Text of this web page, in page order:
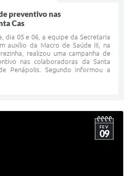
preventivo nas
Cas
dia 05 e 06, a equipe da Secretaria
auxílio da Macro de Saúde III, na
realizou uma campanha de
nas colaboradoras da Santa
Penápolis. Segundo informou a
FEV
09